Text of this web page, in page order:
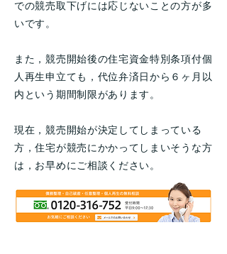
での競売取下げには応じないことの方が多
いです。
また，競売開始後の住宅資金特別条項付個
人再生申立ても，代位弁済日から６ヶ月以
内という期間制限があります。
現在，競売開始が決定してしまっている
方，住宅が競売にかかってしまいそうな方
は，お早めにご相談ください。